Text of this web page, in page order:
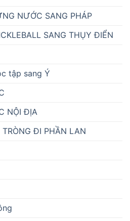
NƯỚC SANG PHÁP
SANG THỤY ĐIỂN
tập sang Ý
NỘI ĐỊA
ĐI PHẦN LAN